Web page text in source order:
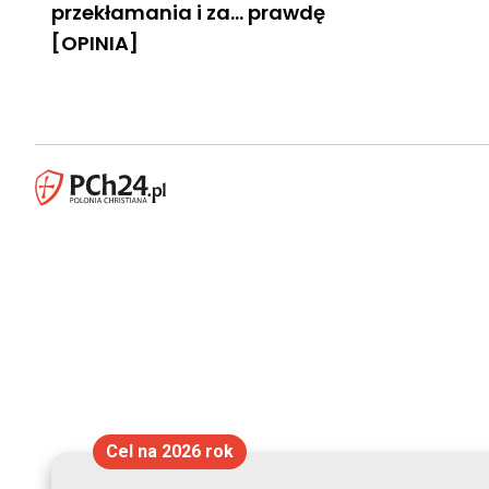
przekłamania i za… prawdę
[OPINIA]
Cel na 2026 rok